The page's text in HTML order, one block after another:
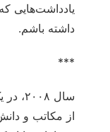
یادداشت‌هایی
داشته باشم.
***
سال
از مکاتب و